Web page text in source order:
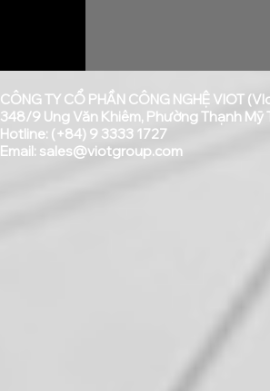
CÔNG TY CỔ PHẦN CÔNG NGHỆ VIOT
348/9 Ung Văn Khiêm, Phường Thạnh Mỹ
Hotline: (+84) 9 3333 1727
Email: sales@viotgroup.com